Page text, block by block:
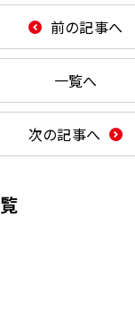
前の記事へ
一覧へ
次の記事へ